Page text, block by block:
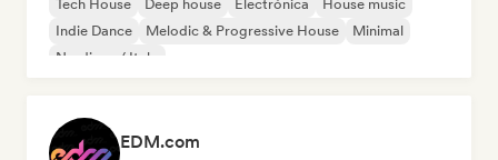
Tech House Deep house Electrónica
House music
Indie Dance
Melodic & Progressive House
Minimal
Nu-disco / Italo
EDM.com